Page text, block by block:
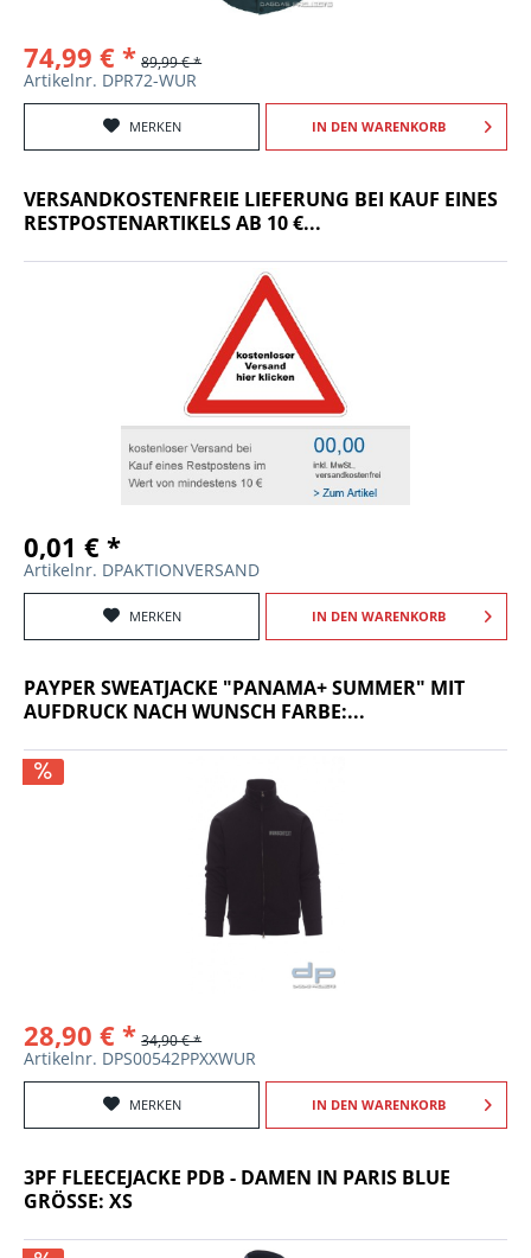
74,99 € * 89,99 € *
Artikelnr. DPR72-WUR
MERKEN IN DEN WARENKORB
VERSANDKOSTENFREIE LIEFERUNG BEI KAUF EINES
RESTPOSTENARTIKELS AB 10 €...
0,01 € *
Artikelnr. DPAKTIONVERSAND
MERKEN IN DEN WARENKORB
PAYPER SWEATJACKE "PANAMA+ SUMMER" MIT
AUFDRUCK NACH WUNSCH FARBE:...
28,90 € * 34,90 € *
Artikelnr. DPS00542PPXXWUR
MERKEN IN DEN WARENKORB
3PF FLEECEJACKE PDB - DAMEN IN PARIS BLUE
GRÖSSE: XS